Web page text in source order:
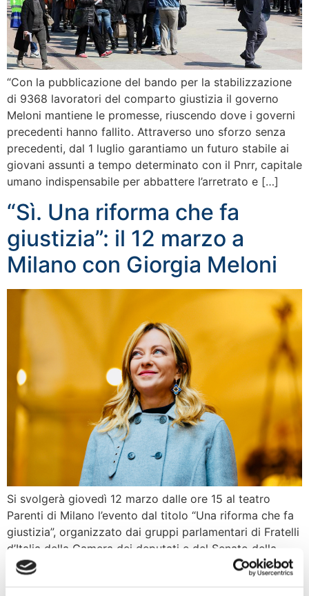
“Con la pubblicazione del bando per la stabilizzazione
di 9368 lavoratori del comparto giustizia il governo
Meloni mantiene le promesse, riuscendo dove i governi
precedenti hanno fallito. Attraverso uno sforzo senza
precedenti, dal 1 luglio garantiamo un futuro stabile ai
giovani assunti a tempo determinato con il Pnrr, capitale
umano indispensabile per abbattere l’arretrato e […]
“Sì. Una riforma che fa
giustizia”: il 12 marzo a
Milano con Giorgia Meloni
Si svolgerà giovedì 12 marzo dalle ore 15 al teatro
Parenti di Milano l’evento dal titolo “Una riforma che fa
giustizia”, organizzato dai gruppi parlamentari di Fratelli
d’Italia della Camera dei deputati e del Senato della
Repubblica a sostegno della campagna per il “Sì” al
referendum sulla giustizia. I giornalisti, operatori e